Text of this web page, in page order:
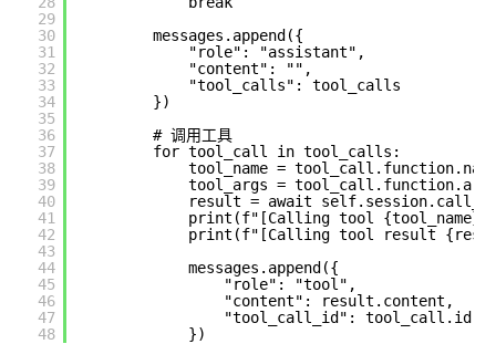
29
30
31
32
33
34
35
36
37
38
39
40
41
42
43
44
45
46
47
48
messages.append({
"role": "assistant",
"content": "",
"tool_calls": tool_calls
})
# 调用工具
for tool_call in tool_calls:
tool_name =
tool_args =
result = await
print(f"[Calling tool {tool_name}
print(f"[Calling tool result
messages.append({
"role": "tool",
"content": result.content,
"tool_call_id": tool_call.id
})